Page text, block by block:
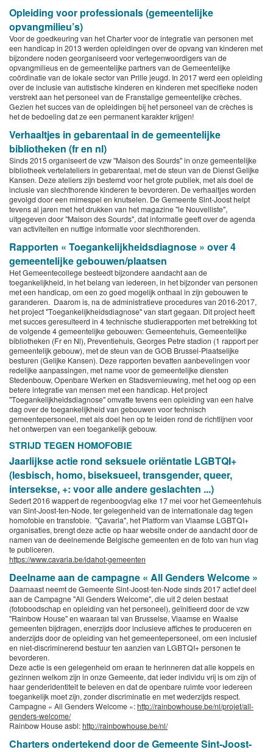
Opleiding voor professionals (gemeentelijke
opvangmilieu’s)
Voor de goedkeuring van het Charter voor de integratie van personen met
een handicap in 2013 werden opleidingen over de opvang van kinderen met
bijzondere noden georganiseerd voor vertegenwoordigers van de
opvangmilieus en de gemeentelijke partners van de Gemeentelijke
coördinatie van de lokale sector van Prille jeugd. In 2017 werd een opleiding
over de inclusie van autistische kinderen en kinderen met specifieke noden
verstrekt aan het personeel van de Franstalige gemeentelijke crèches.
Gezien het succes van de opleidingen bij het personeel van de crèches is
het de bedoeling dat ze een permanent karakter krijgen!
Verhaaltjes in gebarentaal in de gemeentelijke
bibliotheken (fr en nl)
Sinds 2015 organiseert de vzw "Maison des Sourds" in onze gemeentelijke
bibliotheek vertelateliers in gebarentaal, met de steun van de Dienst Gelijke
Kansen. Deze ateliers zijn bestemd voor het grote publiek, met als doel de
inclusie van slechthorende kinderen te bevorderen. De verhaaltjes worden
gevolgd door een mimespel en knutselen. De Gemeente Sint-Joost helpt
tevens al jaren met het drukken van het magazine "le Nouvelliste",
uitgegeven door "Maison des Sourds", dat informatie geeft over de agenda
van activiteiten en nuttige informatie voor slechthorenden.
Rapporten « Toegankelijkheidsdiagnose » over 4
gemeentelijke gebouwen/plaatsen
Het Gemeentecollege besteedt bijzondere aandacht aan de
toegankelijkheid, in het belang van iedereen, in het bijzonder van personen
met een handicap, om een zo goed mogelijk onthaal in zijn gebouwen te
garanderen. Daarom is, na de administratieve procedures van 2016-2017,
het project "Toegankelijkheidsdiagnose" van start gegaan. Dit project heeft
met succes geresulteerd in 4 technische studierapporten met betrekking tot
de volgende 4 gemeentelijke gebouwen: Gemeentehuis, Gemeentelijke
bibliotheken (Fr en Nl), Preventiehuis, Georges Petre stadion (1 rapport per
gemeentelijk gebouw), met de steun van de GOB Brussel-Plaatselijke
besturen (Gelijke Kansen). Deze rapporten bevatten aanbevelingen voor
redelijke aanpassingen, met name voor de gemeentelijke diensten
Stedenbouw, Openbare Werken en Stadsvernieuwing, met het oog op een
betere integratie van mensen met een handicap. Het project
"Toegankelijkheidsdiagnose" omvatte tevens een opleiding van een halve
dag over de toegankelijkheid van gebouwen voor technisch
gemeentepersoneel, met als doel hen op te leiden rond de richtlijnen voor
het ontwerpen van een toegankelijk gebouw.
STRIJD TEGEN HOMOFOBIE
Jaarlijkse actie rond seksuele oriëntatie LGBTQI+
(lesbisch, homo, biseksueel, transgender, queer,
intersekse, +: voor alle andere geslachten ...)
Sedert 2016 wappert de regenboogvlag elke 17 mei voor het Gemeentehuis
van Sint-Joost-ten-Node, ter gelegenheid van de internationale dag tegen
homofobie en transfobie. "Çavaria", het Platform van Vlaamse LGBTQI+
organisaties, brengt deze actie op haar website onder de aandacht door de
namen van de deelnemende Belgische gemeenten en de foto van hun vlag
te publiceren.
https://www.cavaria.be/idahot-gemeenten
Deelname aan de campagne « All Genders Welcome »
Daarnaast neemt de Gemeente Sint-Joost-ten-Node sinds 2017 actief deel
aan de Campagne "All Genders Welcome", die uit 2 delen bestaat
(fotoboodschap en opleiding van het personeel), geïnitieerd door de vzw
"Rainbow House" en waaraan tal van Brusselse, Vlaamse en Waalse
gemeenten bijdragen, enerzijds door inclusieve affiches te produceren en
anderzijds door de opleiding van het gemeentepersoneel, om een inclusief
en niet-discriminerend bestuur ten aanzien van LGBTQI+ personen te
bevorderen.
Deze actie is een gelegenheid om eraan te herinneren dat alle koppels en
gezinnen welkom zijn in onze Gemeente, dat ieder individu vrij is om zijn of
haar genderidentiteit te beleven en dat de openbare ruimte voor iedereen
toegankelijk moet zijn, zonder discriminatie en met wederzijds respect.
Campagne « All Genders Welcome »:http://rainbowhouse.be/nl/projet/all-
genders-welcome/
Rainbow House asbl:http://rainbowhouse.be/nl/
Charters ondertekend door de Gemeente Sint-Joost-